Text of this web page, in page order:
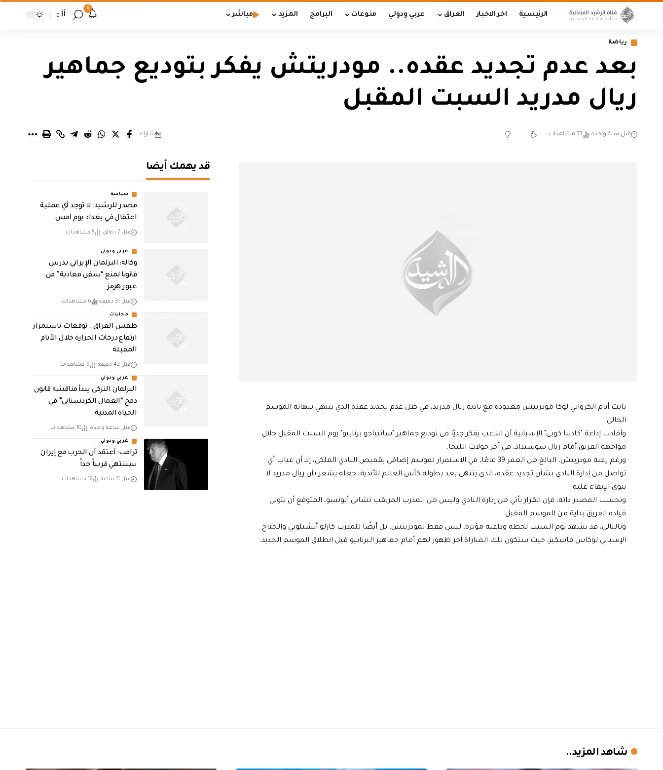
الرئيسية اخر الاخبار العراق عربي ودولي منوعات البرامج المزيد مباشر
9
أأ
رياضة
بعد عدم تجديد عقده.. مودريتش يفكر بتوديع جماهير
ريال مدريد السبت المقبل
قبل سنة واحدة 33 مشاهدات شارك
باتت أيام الكرواتي لوكا مودريتش معدودة مع ناديه ريال مدريد، في ظل عدم تجديد عقده الذي ينتهي بنهاية الموسم
الحالي.
وأفادت إذاعة "كادينا كوبي" الإسبانية أن اللاعب يفكر جديًا في توديع جماهير "سانتياجو برنابيو" يوم السبت المقبل خلال
مواجهة الفريق أمام ريال سوسيداد، في آخر جولات الليجا.
ورغم رغبة مودريتش، البالغ من العمر 39 عامًا، في الاستمرار لموسم إضافي بقميص النادي الملكي، إلا أن غياب أي
تواصل من إدارة النادي بشأن تجديد عقده، الذي ينتهي بعد بطولة كأس العالم للأندية، جعله يشعر بأن ريال مدريد لا
ينوي الإبقاء عليه.
وبحسب المصدر ذاته، فإن القرار يأتي من إدارة النادي وليس من المدرب المرتقب تشابي ألونسو، المتوقع أن يتولى
قيادة الفريق بداية من الموسم المقبل.
وبالتالي، قد يشهد يوم السبت لحظة وداعية مؤثرة، ليس فقط لمودريتش، بل أيضًا للمدرب كارلو أنشيلوتي والجناح
الإسباني لوكاس فاسكيز، حيث ستكون تلك المباراة آخر ظهور لهم أمام جماهير البرنابيو قبل انطلاق الموسم الجديد.
قد يهمك أيضا
سياسة
مصدر للرشيد: لا توجد أي عملية
اعتقال في بغداد يوم امس
قبل 7 دقائق 5 مشاهدات
عربي ودولي
وكالة: البرلمان الإيراني يدرس
قانونا لمنع “سفن معادية” من
عبور هرمز
قبل 31 دقيقة 6 مشاهدات
محليات
طقس العراق.. توقعات باستمرار
ارتفاع درجات الحرارة خلال الأيام
المقبلة
قبل 42 دقيقة 9 مشاهدات
عربي ودولي
البرلمان التركي يبدأ مناقشة قانون
دمج “العمال الكردستاني” في
الحياة المدنية
قبل ساعة واحدة 10 مشاهدات
عربي ودولي
‏ترامب: أعتقد أن الحرب مع إيران
ستنتهي قريباً جداً
قبل 11 ساعة 12 مشاهدات
شاهد المزيد..